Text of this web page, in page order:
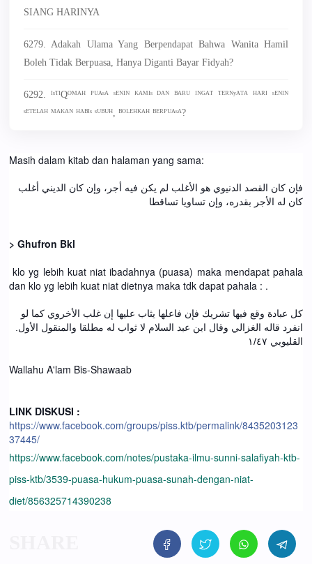
SIANG HARINYA
6279. Adakah Ulama Yang Berpendapat Bahwa Wanita Hamil
Boleh Tidak Berpuasa, Hanya Diganti Bayar Fidyah?
6292. ᴵˢᵀᴵQᴼᴹᴬᴴ ᴾᵁᴬˢᴬ ˢᴱᴺᴵᴺ ᴷᴬᴹᴵˢ ᴰᴬᴺ ᴮᴬᴿᵁ ᴵᴺᴳᴬᵀ ᵀᴱᴿᴺʸᴬᵀᴬ ᴴᴬᴿᴵ ˢᴱᴺᴵᴺ
ˢᴱᵀᴱᴸᴬᴴ ᴹᴬᴷᴬᴺ ᴴᴬᴮᴵˢ ˢᵁᴮᵁᴴ, ᴮᴼᴸᴱᴴᴷᴬᴴ ᴮᴱᴿᴾᵁᴬˢᴬ?
Masih dalam kitab dan halaman yang sama:
فإن كان القصد الدنيوي هو الأغلب لم يكن فيه أجر، وإن كان الديني أغلب
كان له الأجر بقدره، وإن تساويا تساقطا
> Ghufron Bkl
klo yg lebih kuat niat ibadahnya (puasa) maka mendapat pahala
dan klo yg lebih kuat niat dietnya maka tdk dapat pahala : .
كل عبادة وقع فيها تشريك فإن فاعلها يثاب عليها إن غلب الأخروي كما لو
انفرد قاله الغزالي وقال ابن عبد السلام لا ثواب له مطلقا والمنقول الأول.
القليوبي ١/٤٧
Wallahu A'lam Bis-Shawaab
LINK DISKUSI :
https://www.facebook.com/groups/piss.ktb/permalink/8435203123
37445/
https://www.facebook.com/notes/pustaka-ilmu-sunni-salafiyah-ktb-
piss-ktb/3539-puasa-hukum-puasa-sunah-dengan-niat-
diet/856325714390238